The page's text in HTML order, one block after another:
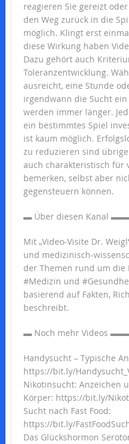
reagieren Sie gereizt
den Weg zurück in die
möglich. Klingt erst
diese Wirkung haben
Dazu gehört auch
Toleranzentwicklung.
ausreicht, eine Stunde
irgendwann die Sucht
werden immer länger.
ein bestimmtes Spiel
ist kaum möglich.
zu reduzieren sind
auch charakteristisch für
bemerken, selbst aber
gegensteuern können.
▬ Über diesen
Mit „Video-Visite Dr.
und medizinisch-
der Themen rund um die
#Medizin und
basierend auf Fakten,
beschreibt.
▬ Noch mehr
Handysucht – Typische
https://bit.ly/
Nikotinsucht: Anzeichen
Körper: https://bit.ly/
Sucht nach Fast Food:
https://bit.ly/
Das Glückshormon